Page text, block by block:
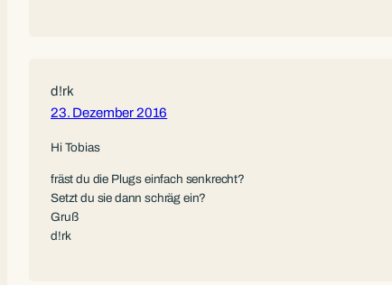
d!rk
23. Dezember 2016
Hi Tobias
fräst du die Plugs einfach senkrecht?
Setzt du sie dann schräg ein?
Gruß
d!rk